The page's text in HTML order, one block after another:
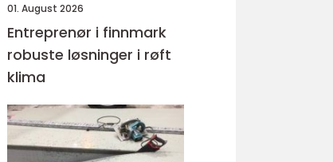
01. August 2026
Entreprenør i finnmark
robuste løsninger i røft
klima